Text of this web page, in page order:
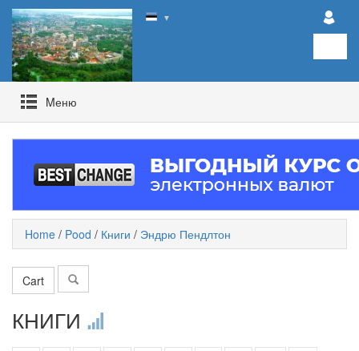
▼
Mеню
Home / Pood / Книги / Эндрю Пендлтон
Cart
КНИГИ